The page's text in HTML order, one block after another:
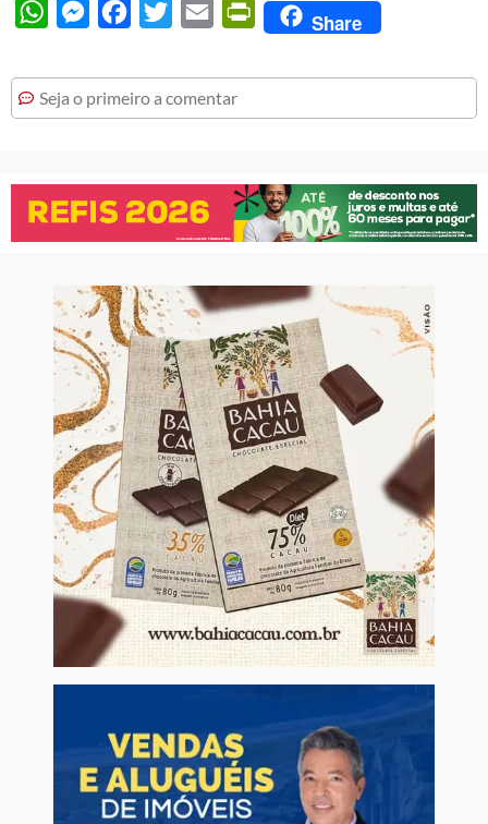
WhatsAppMessengerFacebook
Twitter Email PrintFriendly
Share
Seja o primeiro a comentar